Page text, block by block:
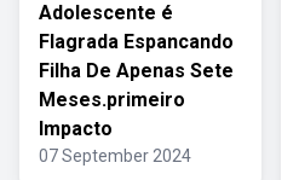
Adolescente é
Flagrada Espancando
Filha De Apenas Sete
Meses.primeiro
Impacto
07 September 2024